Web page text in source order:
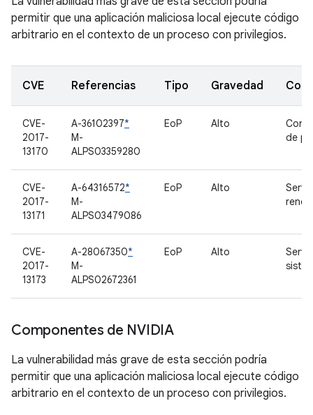
permitir que una aplicación maliciosa local ejecute código
arbitrario en el contexto de un proceso con privilegios.
CVE Referencias Tipo Gravedad
CVE-
2017-
13170
A-36102397*
M-
ALPS03359280
EoP Alto
de
CVE-
2017-
13171
A-64316572*
M-
ALPS03479086
EoP Alto
CVE-
2017-
13173
A-28067350*
M-
ALPS02672361
EoP Alto
Componentes de NVIDIA
La vulnerabilidad más grave de esta sección podría
permitir que una aplicación maliciosa local ejecute código
arbitrario en el contexto de un proceso con privilegios.